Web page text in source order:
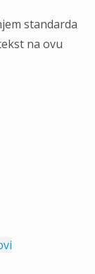
standarda
na ovu